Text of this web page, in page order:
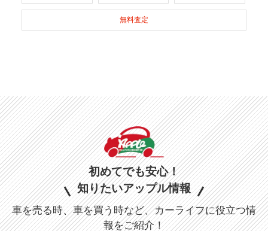
無料査定
初めてでも安心！
知りたいアップル情報
車を売る時、車を買う時など、カーライフに役立つ情
報をご紹介！